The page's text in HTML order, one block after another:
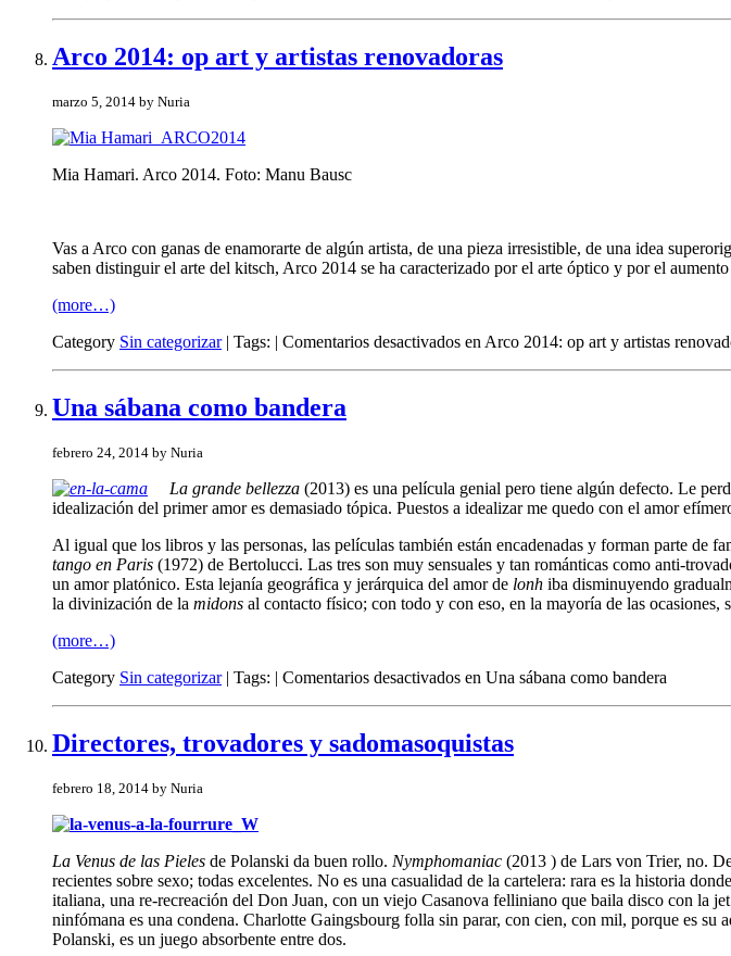
Arco 2014: op art y artistas renovadoras
marzo 5, 2014 by Nuria
Mia Hamari. Arco 2014. Foto: Manu Bausc
Vas a Arco con ganas de enamorarte de algún artista, de una pieza irresistible, de una idea
saben distinguir el arte del kitsch, Arco 2014 se ha caracterizado por el arte óptico y por el aumento
(more…)
Category Sin categorizar| Tags: | Comentarios desactivados en Arco 2014: op art y artistas
Una sábana como bandera
febrero 24, 2014 by Nuria
La grande bellezza (2013) es una película genial pero tiene algún defecto. Le
idealización del primer amor es demasiado tópica. Puestos a idealizar me quedo con el amor
Al igual que los libros y las personas, las películas también están encadenadas y forman parte de
tango en Paris (1972) de Bertolucci. Las tres son muy sensuales y tan románticas como anti-
un amor platónico. Esta lejanía geográfica y jerárquica del amor de lonh iba disminuyendo
la divinización de la midons al contacto físico; con todo y con eso, en la mayoría de las ocasiones,
(more…)
Category Sin categorizar| Tags: | Comentarios desactivados en Una sábana como bandera
Directores, trovadores y sadomasoquistas
febrero 18, 2014 by Nuria
La Venus de las Pieles de Polanski da buen rollo. Nymphomaniac (2013 ) de Lars von Trier, no.
recientes sobre sexo; todas excelentes. No es una casualidad de la cartelera: rara es la historia
italiana, una re-recreación del Don Juan, con un viejo Casanova felliniano que baila disco con la
ninfómana es una condena. Charlotte Gaingsbourg folla sin parar, con cien, con mil, porque es
Polanski, es un juego absorbente entre dos.